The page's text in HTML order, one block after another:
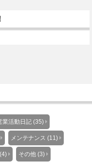
業活動日記 (35)
メンテナンス (11)
その他 (3)